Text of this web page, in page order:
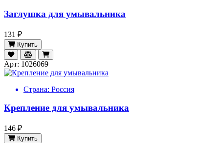
Заглушка для умывальника
131 ₽
Купить
Арт: 1026069
Страна: Россия
Крепление для умывальника
146 ₽
Купить